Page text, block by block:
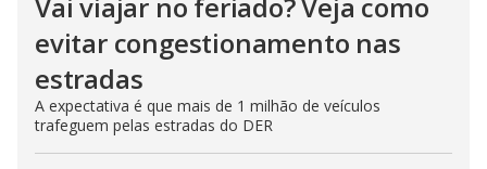
evitar congestionamento nas
estradas
A expectativa é que mais de 1 milhão de veículos
trafeguem pelas estradas do DER